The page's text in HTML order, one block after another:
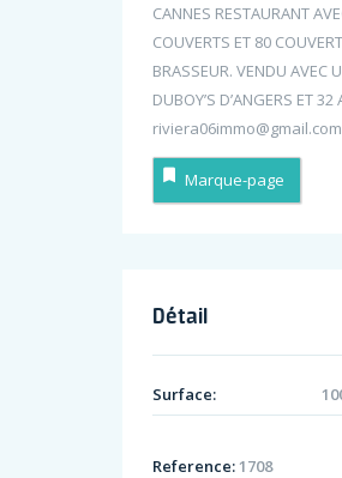
CANNES RESTAURANT
COUVERTS ET 80
BRASSEUR. VENDU AVEC
DUBOY’S D’ANGERS ET
riviera06immo@gmail.com
Marque-page
Détail
Surface:
Reference: 1708